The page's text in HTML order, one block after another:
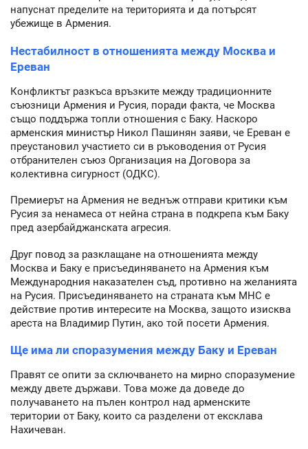
напуснат пределите на територията и да потърсят
убежище в Армения.
Нестабилност в отношенията между Москва и
Ереван
Конфликтът разкъса връзките между традиционните
съюзници Армения и Русия, поради факта, че Москва
също поддържа топли отношения с Баку. Наскоро
арменския министър Никол Пашинян заяви, че Ереван е
преустановил участието си в ръководения от Русия
отбранителен съюз Организация на Договора за
колективна сигурност (ОДКС).
Премиерът на Армения не веднъж отправи критики към
Русия за ненамеса от нейна страна в подкрепа към Баку
пред азербайджанската агресия.
Друг повод за разклащане на отношенията между
Москва и Баку е присъединяването на Армения към
Международния наказателен съд, противно на желанията
на Русия. Присъединяването на страната към МНС е
действие против интересите на Москва, защото изисква
ареста на Владимир Путин, ако той посети Армения.
Ще има ли споразумения между Баку и Ереван
Правят се опити за сключването на мирно споразумение
между двете държави. Това може да доведе до
получаването на пълен контрол над арменските
територии от Баку, които са разделени от ексклава
Нахичеван.